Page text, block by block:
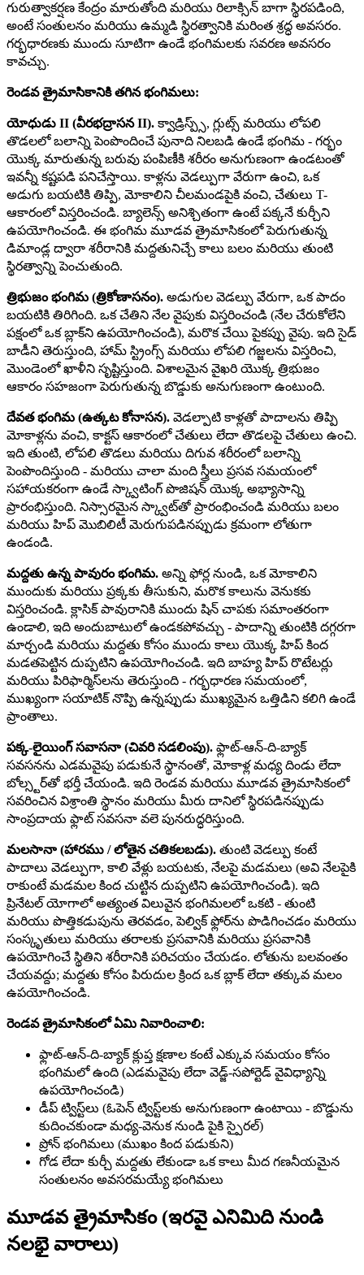
గురుత్వాకర్షణ కేంద్రం మారుతోంది మరియు రిలాక్సిన్ బాగా స్థిరపడింది,
అంటే సంతులనం మరియు ఉమ్మడి స్థిరత్వానికి మరింత శ్రద్ధ అవసరం.
గర్భధారణకు ముందు సూటిగా ఉండే భంగిమలకు సవరణ అవసరం
కావచ్చు.
రెండవ త్రైమాసికానికి తగిన భంగిమలు:
యోధుడు II (వీరభద్రాసన II). క్వాడ్రిస్ప్స్, గ్లుట్స్ మరియు లోపలి
తొడలలో బలాన్ని పెంపొందించే పునాది నిలబడి ఉండే భంగిమ - గర్భం
యొక్క మారుతున్న బరువు పంపిణీకి శరీరం అనుగుణంగా ఉండటంతో
ఇవన్నీ కష్టపడి పనిచేస్తాయి. కాళ్లను వెడల్పుగా వేరుగా ఉంచి, ఒక
అడుగు బయటికి తిప్పి, మోకాలిని చీలమండపైకి వంచి, చేతులు T-
ఆకారంలో విస్తరించండి. బ్యాలెన్స్ అనిశ్చితంగా ఉంటే పక్కనే కుర్చీని
ఉపయోగించండి. ఈ భంగిమ మూడవ త్రైమాసికంలో పెరుగుతున్న
డిమాండ్ల ద్వారా శరీరానికి మద్దతునిచ్చే కాలు బలం మరియు తుంటి
స్థిరత్వాన్ని పెంచుతుంది.
త్రిభుజం భంగిమ (త్రికోణాసనం). అడుగుల వెడల్పు వేరుగా, ఒక పాదం
బయటికి తిరిగింది. ఒక చేతిని నేల వైపుకు విస్తరించండి (నేల చేరుకోలేని
పక్షంలో ఒక బ్లాక్‌ని ఉపయోగించండి), మరొక చేయి పైకప్పు వైపు. ఇది సైడ్
బాడీని తెరుస్తుంది, హామ్ స్ట్రింగ్స్ మరియు లోపలి గజ్జలను విస్తరించి,
మొండెంలో ఖాళీని సృష్టిస్తుంది. విశాలమైన వైఖరి యొక్క త్రిభుజం
ఆకారం సహజంగా పెరుగుతున్న బొడ్డుకు అనుగుణంగా ఉంటుంది.
దేవత భంగిమ (ఉత్కట కోనాసన). వెడల్పాటి కాళ్లతో పాదాలను తిప్పి
మోకాళ్లను వంచి, కాక్టస్ ఆకారంలో చేతులు లేదా తొడలపై చేతులు ఉంచి.
ఇది తుంటి, లోపలి తొడలు మరియు దిగువ శరీరంలో బలాన్ని
పెంపొందిస్తుంది - మరియు చాలా మంది స్త్రీలు ప్రసవ సమయంలో
సహాయకరంగా ఉండే స్క్వాటింగ్ పొజిషన్ యొక్క అభ్యాసాన్ని
ప్రారంభిస్తుంది. నిస్సారమైన స్క్వాట్‌తో ప్రారంభించండి మరియు బలం
మరియు హిప్ మొబిలిటీ మెరుగుపడినప్పుడు క్రమంగా లోతుగా
ఉండండి.
మద్దతు ఉన్న పావురం భంగిమ. అన్ని ఫోర్ల నుండి, ఒక మోకాలిని
ముందుకు మరియు ప్రక్కకు తీసుకుని, మరొక కాలును వెనుకకు
విస్తరించండి. క్లాసిక్ పావురానికి ముందు షిన్ చాపకు సమాంతరంగా
ఉండాలి, ఇది అందుబాటులో ఉండకపోవచ్చు - పాదాన్ని తుంటికి దగ్గరగా
మార్చండి మరియు మద్దతు కోసం ముందు కాలు యొక్క హిప్ కింద
మడతపెట్టిన దుప్పటిని ఉపయోగించండి. ఇది బాహ్య హిప్ రొటేటర్లు
మరియు పిరిఫార్మిస్‌లను తెరుస్తుంది - గర్భధారణ సమయంలో,
ముఖ్యంగా సయాటిక్ నొప్పి ఉన్నప్పుడు ముఖ్యమైన ఒత్తిడిని కలిగి ఉండే
ప్రాంతాలు.
పక్క-లైయింగ్ సవాసనా (చివరి సడలింపు). ఫ్లాట్-ఆన్-ది-బ్యాక్
సవసనను ఎడమవైపు పడుకునే స్థానంతో, మోకాళ్ల మధ్య దిండు లేదా
బోల్స్టర్‌తో భర్తీ చేయండి. ఇది రెండవ మరియు మూడవ త్రైమాసికంలో
సవరించిన విశ్రాంతి స్థానం మరియు మీరు దానిలో స్థిరపడినప్పుడు
సాంప్రదాయ ఫ్లాట్ సవసనా వలె పునరుద్ధరిస్తుంది.
మలసానా (హారము / లోతైన చతికలబడు). తుంటి వెడల్పు కంటే
పాదాలు వెడల్పుగా, కాలి వేళ్లు బయటకు, నేలపై మడమలు (అవి నేలపైకి
రాకుంటే మడమల కింద చుట్టిన దుప్పటిని ఉపయోగించండి). ఇది
ప్రినేటల్ యోగాలో అత్యంత విలువైన భంగిమలలో ఒకటి - తుంటి
మరియు పొత్తికడుపును తెరవడం, పెల్విక్ ఫ్లోర్‌ను పొడిగించడం మరియు
సంస్కృతులు మరియు తరాలకు ప్రసవానికి మరియు ప్రసవానికి
ఉపయోగించే స్థితిని శరీరానికి పరిచయం చేయడం. లోతును బలవంతం
చేయవద్దు; మద్దతు కోసం పిరుదుల క్రింద ఒక బ్లాక్ లేదా తక్కువ మలం
ఉపయోగించండి.
రెండవ త్రైమాసికంలో ఏమి నివారించాలి:
ఫ్లాట్-ఆన్-ది-బ్యాక్ క్లుప్త క్షణాల కంటే ఎక్కువ సమయం కోసం
భంగిమలో ఉంది (ఎడమవైపు లేదా వెడ్జ్-సపోర్టెడ్ వైవిధ్యాన్ని
ఉపయోగించండి)
డీప్ ట్విస్ట్‌లు (ఓపెన్ ట్విస్ట్‌లకు అనుగుణంగా ఉంటాయి - బొడ్డును
కుదించకుండా మధ్య-వెనుక నుండి పైకి స్పైరల్)
ప్రోన్ భంగిమలు (ముఖం కింద పడుకుని)
గోడ లేదా కుర్చీ మద్దతు లేకుండా ఒక కాలు మీద గణనీయమైన
సంతులనం అవసరమయ్యే భంగిమలు
మూడవ త్రైమాసికం (ఇరవై ఎనిమిది నుండి
నలభై వారాలు)